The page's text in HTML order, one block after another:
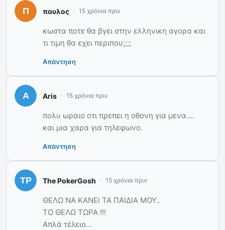
παυλος 15 χρόνια πριν
κωστα ποτε θα βγει στην ελληνικη αγορα και
τι τιμη θα εχει περιπου;;;;
Απάντηση
Aris 15 χρόνια πριν
πολυ ωραιο οτι πρεπει η οθονη για μενα….
και μια χαρα για τηλεφωνο.
Απάντηση
The PokerGosh 15 χρόνια πριν
ΘΕΛΩ ΝΑ ΚΑΝΕΙ ΤΑ ΠΑΙΔΙΑ ΜΟΥ..
ΤΟ ΘΕΛΩ ΤΩΡΑ !!!
Απλά τέλειο…